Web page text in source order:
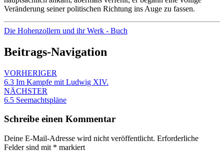
Veränderung seiner politischen Richtung ins Auge zu fassen.
Die Hohenzollern und ihr Werk - Buch
Beitrags-Navigation
VORHERIGER
6.3 Im Kampfe mit Ludwig XIV.
NÄCHSTER
6.5 Seemachtspläne
Schreibe einen Kommentar
Deine E-Mail-Adresse wird nicht veröffentlicht. Erforderliche
Felder sind mit * markiert